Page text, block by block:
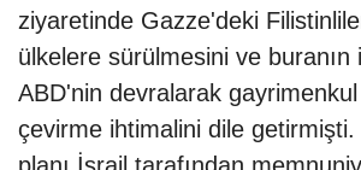
ziyaretinde Gazze'deki
ülkelere sürülmesini ve buranın
ABD'nin devralarak
çevirme ihtimalini dile getirmişti.